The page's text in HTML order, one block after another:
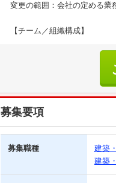
変更の範囲：会社の定める業
【チーム／組織構成】
募集要項
募集職種 建築
建築